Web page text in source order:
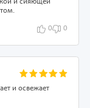
и сияющей
0 0
и освежает